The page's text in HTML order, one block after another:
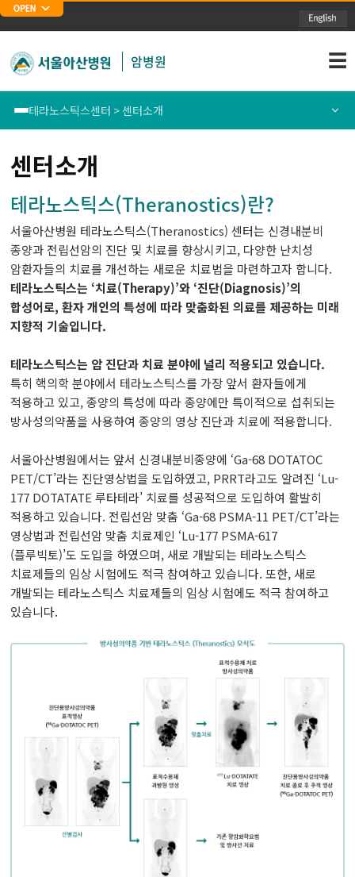
주메뉴 바로가기
본문 바로가기
암병원 ☰
테라노스틱스센터 > 센터소개
식도암센터
대장암센터
유방암센터
두경부암센터
난소ㆍ자궁암센터
담도ㆍ췌장암센터
비뇨기암센터
혈액암ㆍ골수이식센터
육종ㆍ희귀암센터
유전체맞춤암치료센터
테라노스틱스센터
완화의료센터
통합/전문및특화진료안내
테라노스틱스 정보
센터소개
테라노스틱스(Theranostics)란?
서울아산병원 테라노스틱스(Theranostics) 센터는 신경내분비
종양과 전립선암의 진단 및 치료를 향상시키고, 다양한 난치성
암환자들의 치료를 개선하는 새로운 치료법을 마련하고자 합니다.
테라노스틱스는 ‘치료(Therapy)’와 ‘진단(Diagnosis)’의
합성어로, 환자 개인의 특성에 따라 맞춤화된 의료를 제공하는 미래
지향적 기술입니다.
테라노스틱스는 암 진단과 치료 분야에 널리 적용되고 있습니다.
특히 핵의학 분야에서 테라노스틱스를 가장 앞서 환자들에게
적용하고 있고, 종양의 특성에 따라 종양에만 특이적으로 섭취되는
방사성의약품을 사용하여 종양의 영상 진단과 치료에 적용합니다.
서울아산병원에서는 앞서 신경내분비종양에 ‘Ga-68 DOTATOC
PET/CT’라는 진단영상법을 도입하였고, PRRT라고도 알려진 ‘Lu-
177 DOTATATE 루타테라’ 치료를 성공적으로 도입하여 활발히
적용하고 있습니다. 전립선암 맞춤 ‘Ga-68 PSMA-11 PET/CT’라는
영상법과 전립선암 맞춤 치료제인 ‘Lu-177 PSMA-617
(플루빅토)’도 도입을 하였으며, 새로 개발되는 테라노스틱스
치료제들의 임상 시험에도 적극 참여하고 있습니다. 또한, 새로
개발되는 테라노스틱스 치료제들의 임상 시험에도 적극 참여하고
있습니다.